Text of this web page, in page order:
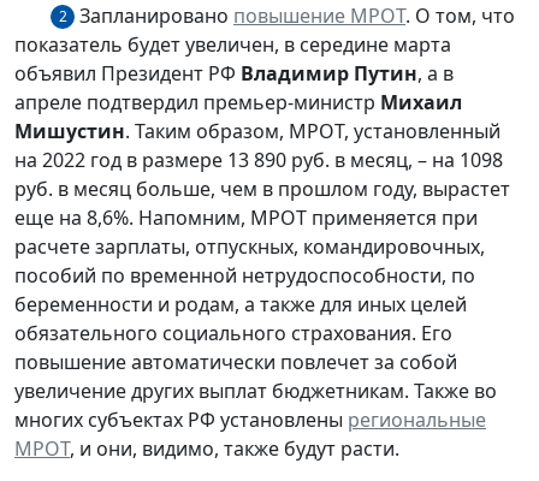
2 Запланировано повышение МРОТ. О том, что
показатель будет увеличен, в середине марта
объявил Президент РФ Владимир Путин, а в
апреле подтвердил премьер-министр Михаил
Мишустин. Таким образом, МРОТ, установленный
на 2022 год в размере 13 890 руб. в месяц, – на 1098
руб. в месяц больше, чем в прошлом году, вырастет
еще на 8,6%. Напомним, МРОТ применяется при
расчете зарплаты, отпускных, командировочных,
пособий по временной нетрудоспособности, по
беременности и родам, а также для иных целей
обязательного социального страхования. Его
повышение автоматически повлечет за собой
увеличение других выплат бюджетникам. Также во
многих субъектах РФ установлены региональные
МРОТ, и они, видимо, также будут расти.